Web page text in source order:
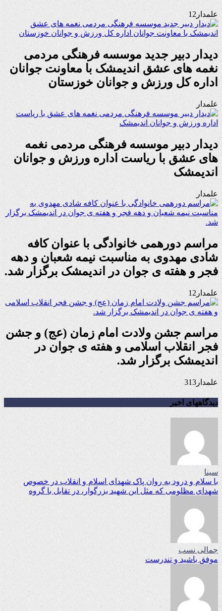
علمدار12
دیدار دبیر جدید موسسه فرهنگی مردمی
نغمه های عشق اندیمشک با معاونت جوانان
اداره کل ورزش و جوانان خوزستان
علمدار
دیدار دبیر موسسه فرهنگی مردمی نغمه
های عشق با ریاست اداره ورزش و جوانان
اندیمشک
علمدار
مراسم دورهمی خانوادگی با عنوان کافه
شادی مهدوی به مناسبت نیمه شعبان و دهه
فجر و هفته ی جوان در اندیمشک برگزار شد.
علمدار12
مراسم جشن ولادت امام زمان (عج) و جشن
فجر انقلاب اسلامی و هفته ی جوان در
اندیمشک برگزار شد.
علمدار313
دیدگاههای اخیر
سینا
با سلام و درود به روان پاک شهدای اسلام و انقلاب در خصوص
شهدای مظلومی که مثل این شهید بزرگوار، در تقابل با گروه
جمالی نسب
موفق باشید و تندرست